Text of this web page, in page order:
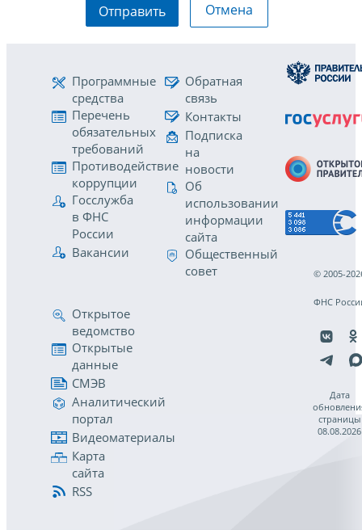
Отправить Отмена
Программные
средства
Перечень
обязательных
требований
Противодействие
коррупции
Госслужба
в ФНС
России
Вакансии
Обратная
связь
Контакты
Подписка
на
новости
Об
использовании
информации
сайта
Общественный
совет
Открытое
ведомство
Открытые
данные
СМЭВ
Аналитический
портал
Видеоматериалы
Карта
сайта
RSS
© 2005-
ФНС
Дата
страницы
08.08.2026